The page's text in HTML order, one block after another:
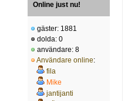
Online just nu!
gäster: 1881
dolda: 0
användare: 8
Användare online:
fila
Mike
jantijanti